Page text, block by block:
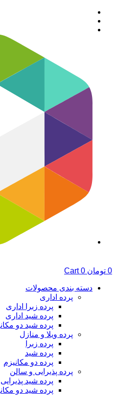
پرش
محتوا
0 تومان 0
Cart
دسته بندی محصولات
پرده اداری
پرده زبرا اداری
پرده شید اداری
پرده شید دو
پرده ویلا و منازل
پرده زبرا
پرده شید
پرده دو مکانیزم
پرده پذیرایی و سالن
پرده شید پذیرایی
پرده شید دو